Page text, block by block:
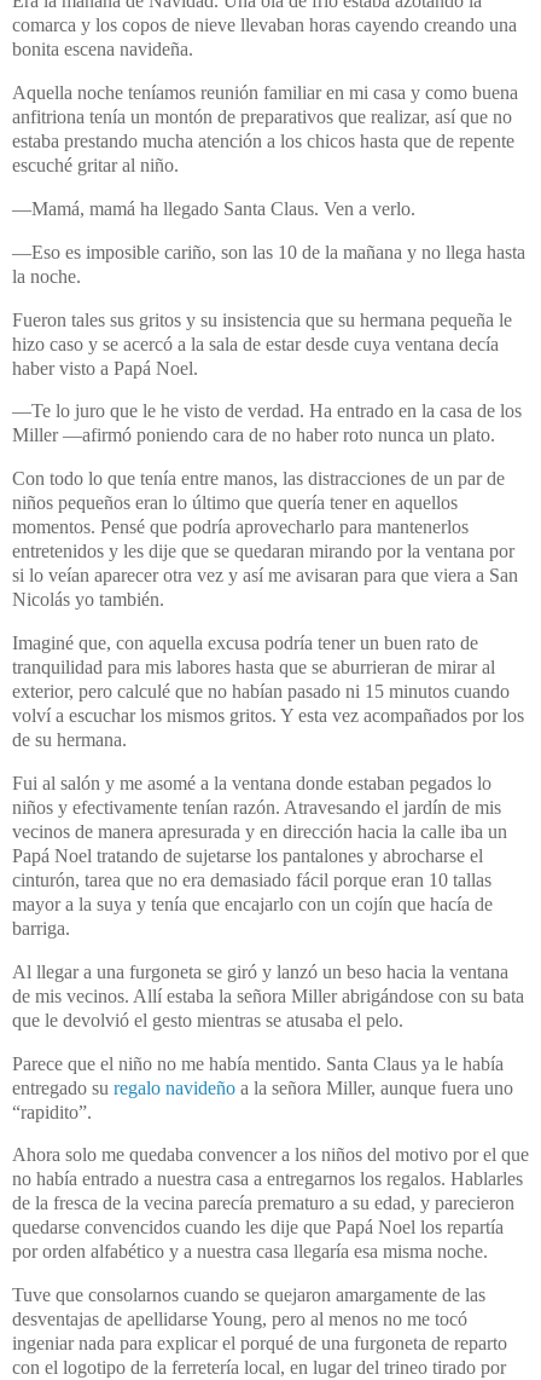
comarca y los copos de nieve llevaban horas cayendo creando una
bonita escena navideña.
Aquella noche teníamos reunión familiar en mi casa y como buena
anfitriona tenía un montón de preparativos que realizar, así que no
estaba prestando mucha atención a los chicos hasta que de repente
escuché gritar al niño.
—Mamá, mamá ha llegado Santa Claus. Ven a verlo.
—Eso es imposible cariño, son las 10 de la mañana y no llega hasta
la noche.
Fueron tales sus gritos y su insistencia que su hermana pequeña le
hizo caso y se acercó a la sala de estar desde cuya ventana decía
haber visto a Papá Noel.
—Te lo juro que le he visto de verdad. Ha entrado en la casa de los
Miller —afirmó poniendo cara de no haber roto nunca un plato.
Con todo lo que tenía entre manos, las distracciones de un par de
niños pequeños eran lo último que quería tener en aquellos
momentos. Pensé que podría aprovecharlo para mantenerlos
entretenidos y les dije que se quedaran mirando por la ventana por
si lo veían aparecer otra vez y así me avisaran para que viera a San
Nicolás yo también.
Imaginé que, con aquella excusa podría tener un buen rato de
tranquilidad para mis labores hasta que se aburrieran de mirar al
exterior, pero calculé que no habían pasado ni 15 minutos cuando
volví a escuchar los mismos gritos. Y esta vez acompañados por los
de su hermana.
Fui al salón y me asomé a la ventana donde estaban pegados lo
niños y efectivamente tenían razón. Atravesando el jardín de mis
vecinos de manera apresurada y en dirección hacia la calle iba un
Papá Noel tratando de sujetarse los pantalones y abrocharse el
cinturón, tarea que no era demasiado fácil porque eran 10 tallas
mayor a la suya y tenía que encajarlo con un cojín que hacía de
barriga.
Al llegar a una furgoneta se giró y lanzó un beso hacia la ventana
de mis vecinos. Allí estaba la señora Miller abrigándose con su bata
que le devolvió el gesto mientras se atusaba el pelo.
Parece que el niño no me había mentido. Santa Claus ya le había
entregado su regalo navideño a la señora Miller, aunque fuera uno
“rapidito”.
Ahora solo me quedaba convencer a los niños del motivo por el que
no había entrado a nuestra casa a entregarnos los regalos. Hablarles
de la fresca de la vecina parecía prematuro a su edad, y parecieron
quedarse convencidos cuando les dije que Papá Noel los repartía
por orden alfabético y a nuestra casa llegaría esa misma noche.
Tuve que consolarnos cuando se quejaron amargamente de las
desventajas de apellidarse Young, pero al menos no me tocó
ingeniar nada para explicar el porqué de una furgoneta de reparto
con el logotipo de la ferretería local, en lugar del trineo tirado por